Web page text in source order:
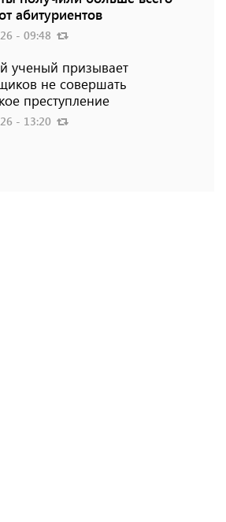
абитуриентов
- 09:48
ученый призывает
не совершать
преступление
- 13:20